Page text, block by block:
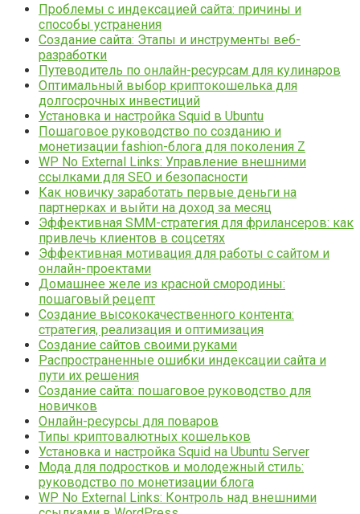
Проблемы с индексацией сайта: причины и
способы устранения
Создание сайта: Этапы и инструменты веб-
разработки
Путеводитель по онлайн-ресурсам для кулинаров
Оптимальный выбор криптокошелька для
долгосрочных инвестиций
Установка и настройка Squid в Ubuntu
Пошаговое руководство по созданию и
монетизации fashion-блога для поколения Z
WP No External Links: Управление внешними
ссылками для SEO и безопасности
Как новичку заработать первые деньги на
партнерках и выйти на доход за месяц
Эффективная SMM-стратегия для фрилансеров: как
привлечь клиентов в соцсетях
Эффективная мотивация для работы с сайтом и
онлайн-проектами
Домашнее желе из красной смородины:
пошаговый рецепт
Создание высококачественного контента:
стратегия, реализация и оптимизация
Создание сайтов своими руками
Распространенные ошибки индексации сайта и
пути их решения
Создание сайта: пошаговое руководство для
новичков
Онлайн-ресурсы для поваров
Типы криптовалютных кошельков
Установка и настройка Squid на Ubuntu Server
Мода для подростков и молодежный стиль:
руководство по монетизации блога
WP No External Links: Контроль над внешними